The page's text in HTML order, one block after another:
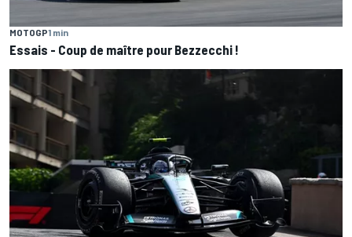
MOTOGP1 min
Essais - Coup de maître pour Bezzecchi !